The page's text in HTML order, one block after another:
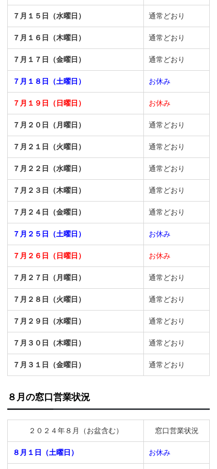
７月１５日（水曜日） 通常どおり
７月１６日（木曜日） 通常どおり
７月１７日（金曜日） 通常どおり
７月１８日（土曜日） お休み
７月１９日（日曜日） お休み
７月２０日（月曜日） 通常どおり
７月２１日（火曜日） 通常どおり
７月２２日（水曜日） 通常どおり
７月２３日（木曜日） 通常どおり
７月２４日（金曜日） 通常どおり
７月２５日（土曜日） お休み
７月２６日（日曜日） お休み
７月２７日（月曜日） 通常どおり
７月２８日（火曜日） 通常どおり
７月２９日（水曜日） 通常どおり
７月３０日（木曜日） 通常どおり
７月３１日（金曜日） 通常どおり
８月の窓口営業状況
２０２４年８月（お盆含む） 窓口営業状況
８月１日（土曜日） お休み